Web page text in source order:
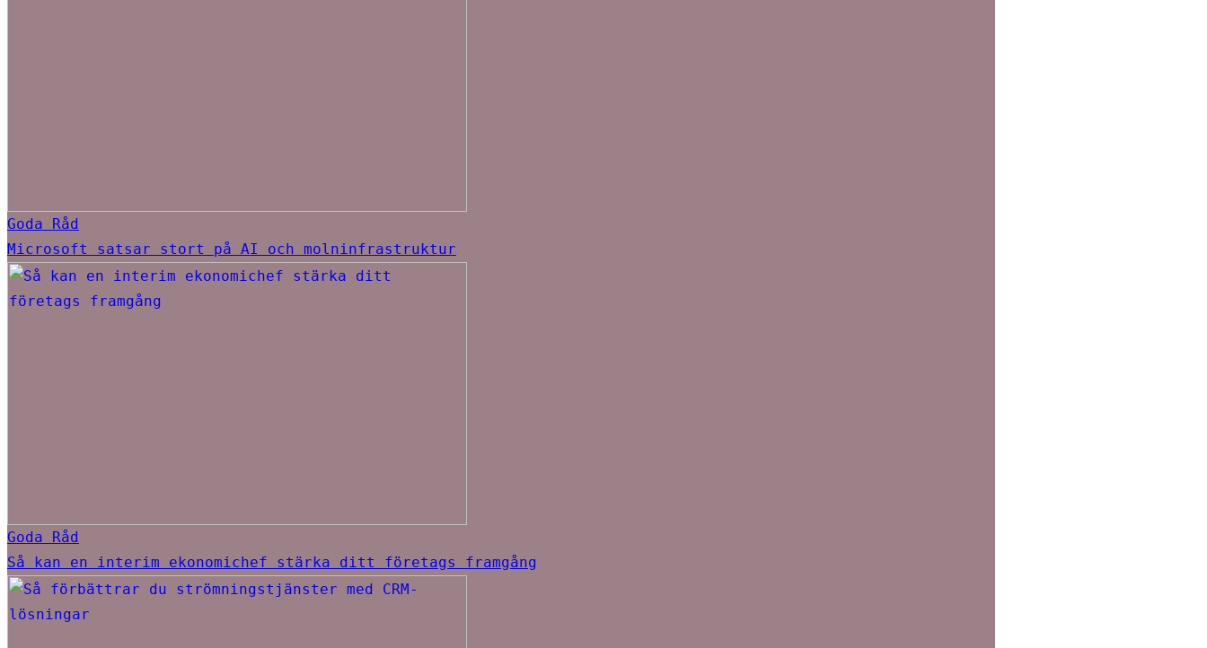
Goda Råd
Microsoft satsar stort på AI och molninfrastruktur
Goda Råd
Så kan en interim ekonomichef stärka ditt företags framgång